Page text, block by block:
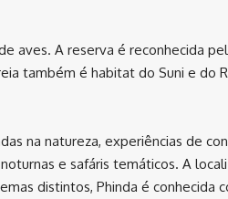
aves. A reserva é reconhecida
também é habitat do Suni e do
na natureza, experiências de
e safáris temáticos. A
distintos, Phinda é conhecida